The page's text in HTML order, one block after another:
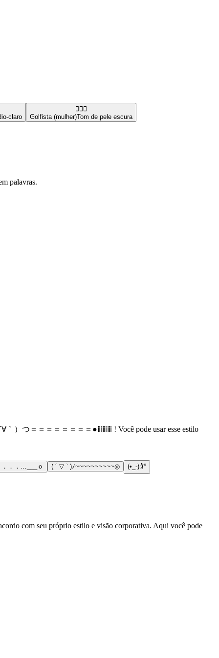
claro
🏌🏿‍♀️
Golfista (mulher)Tom de pele escura
palavras.
*´∀｀）つ＝＝＝＝＝＝＝＝●ⅲⅲⅲ ! Você pode usar esse estilo
．．．…___ｏ ( ´ ▽ ` )ﾉ~~~~~~~~~~◎ (•_-)🏌°
com seu próprio estilo e visão corporativa. Aqui você pode